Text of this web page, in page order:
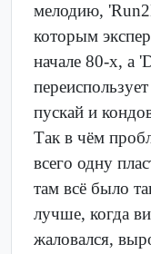
мелодию,
которым
начале 80-х, а
пускай и
Так в чём
всего одну
там всё было
лучше, когда
жаловался,